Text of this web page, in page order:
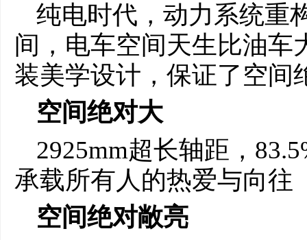
纯电时代，动力系统重
间，电车空间天生比油车
装美学设计，保证了空间
空间绝对大
2925mm超长轴距，
承载所有人的热爱与向往
空间绝对敞亮